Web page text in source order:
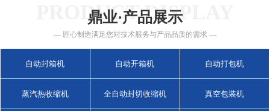
PRODUCT DISPLAY
鼎业·产品展示
— 匠心制造满足您对技术服务与产品品质的需求 —
自动封箱机 自动开箱机 自动打包机
蒸汽热收缩机 全自动封切收缩机 真空包装机